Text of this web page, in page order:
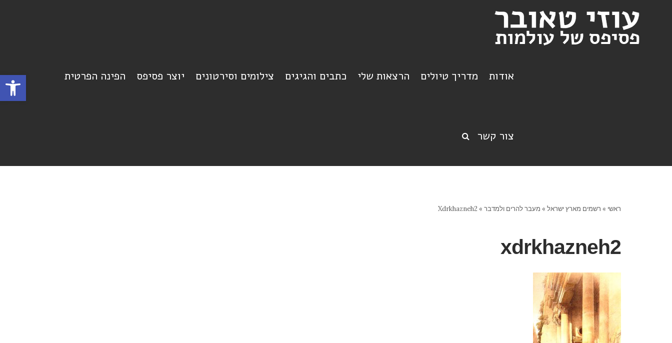
פתח אודות מדריך טיולים הרצאות שלי כתבים והגיגים צילומים וסירטונים יוצר פסיפס הפינה הפרטית
צור קשר
ראשי » רשמים מארץ ישראל » מעבר להרים ולמדבר »
Xdrkhazneh2
xdrkhazneh2